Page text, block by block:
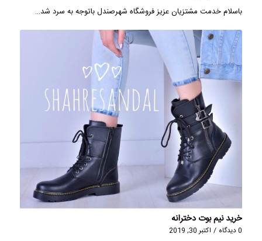
باسلام خدمت مشتزیان عزیز فروشگاه شهرصندل باتوجه به سرد شد…
خرید نیم بوت دخترانه
0 دیدگاه / اکتبر 30, 2019